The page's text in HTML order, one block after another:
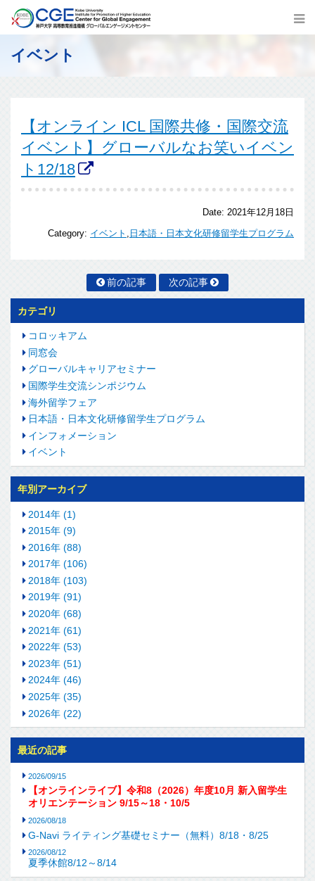
イベント
【オンライン ICL 国際共修・国際交流
イベント】グローバルなお笑いイベン
ト12/18
Date: 2021年12月18日
Category: イベント , 日本語・日本文化研修留学生プログラム
前の記事 次の記事
カテゴリ
コロッキアム
同窓会
グローバルキャリアセミナー
国際学生交流シンポジウム
海外留学フェア
日本語・日本文化研修留学生プログラム
インフォメーション
イベント
年別アーカイブ
2014年 (1)
2015年 (9)
2016年 (88)
2017年 (106)
2018年 (103)
2019年 (91)
2020年 (68)
2021年 (61)
2022年 (53)
2023年 (51)
2024年 (46)
2025年 (35)
2026年 (22)
最近の記事
2026/09/15
【オンラインライブ】令和8（2026）年度10月 新入留学生
オリエンテーション 9/15～18・10/5
2026/08/18
G-Navi ライティング基礎セミナー（無料）8/18・8/25
2026/08/12
夏季休館8/12～8/14